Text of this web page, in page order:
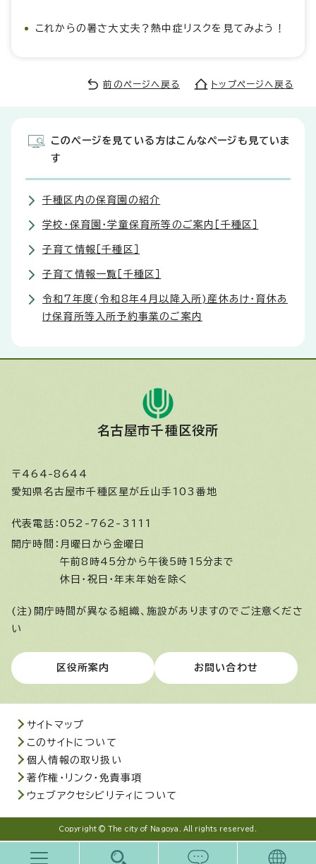
これからの暑さ大丈夫？熱中症リスクを見てみよう！
前のページへ戻る トップページへ戻る
このページを見ている方はこんなページも見ていま
す
千種区内の保育園の紹介
学校・保育園・学童保育所等のご案内［千種区］
子育て情報［千種区］
子育て情報一覧［千種区］
令和7年度(令和8年4月以降入所)産休あけ・育休あ
け保育所等入所予約事業のご案内
名古屋市千種区役所
〒464-8644
愛知県名古屋市千種区星が丘山手103番地
代表電話： 052-762-3111
開庁時間： 月曜日から金曜日
午前8時45分から午後5時15分まで
休日・祝日・年末年始を除く
(注)開庁時間が異なる組織、施設がありますのでご注意くださ
い
区役所案内 お問い合わせ
サイトマップ
このサイトについて
個人情報の取り扱い
著作権・リンク・免責事項
ウェブアクセシビリティについて
Copyright © The city of Nagoya. All rights reserved.